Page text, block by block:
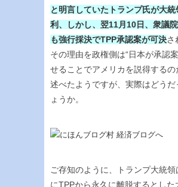
と明言していたトランプ氏が大
利、しかし、翌11月10日、衆議
も強行採決でTPP承認案が可決さ
その理由を政権側は“日本が承認
せることでアメリカを説得するの
述べたようですが、実際はどうだ
ょうか。
ご存知のように、トランプ大統領
にTPPから永久に離脱するとした